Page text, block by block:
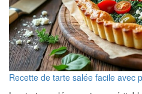
Recette de tarte salée facile avec